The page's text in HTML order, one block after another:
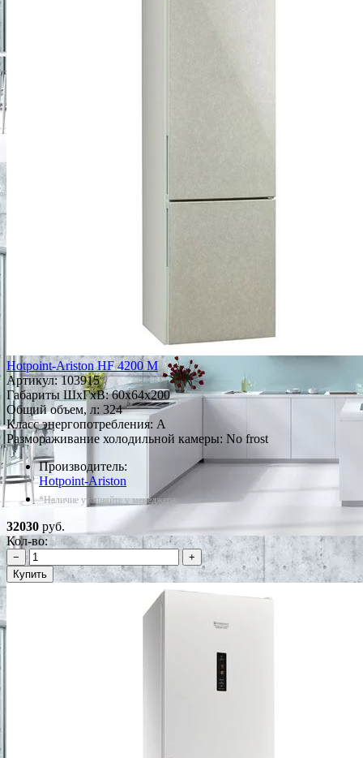
Hotpoint-Ariston HF 4200 M
Артикул:103915
Габариты ШxГxВ: 60x64x200
Общий объем, л: 324
Класс энергопотребления: A
Размораживание холодильной камеры: No frost
Производитель:
Hotpoint-Ariston
*Наличие уточняйте у менеджера
32030 руб.
Кол-во:
−
+
Купить